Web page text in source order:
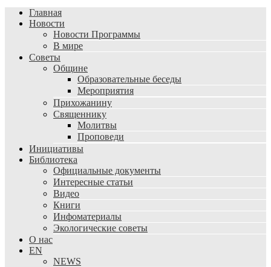
Главная
Новости
Новости Программы
В мире
Советы
Общине
Образовательные беседы
Мероприятия
Прихожанину
Священнику
Молитвы
Проповеди
Инициативы
Библиотека
Официальные документы
Интересные статьи
Видео
Книги
Инфоматериалы
Экологические советы
О нас
EN
NEWS